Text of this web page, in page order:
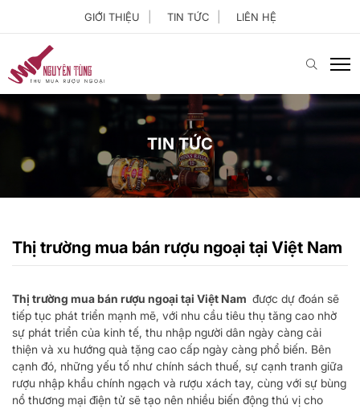
GIỚI THIỆU TIN TỨC LIÊN HỆ
TIN TỨC
Thị trường mua bán rượu ngoại tại Việt Nam
Thị trường mua bán rượu ngoại tại Việt Nam được dự đoán sẽ
tiếp tục phát triển mạnh mẽ, với nhu cầu tiêu thụ tăng cao nhờ
sự phát triển của kinh tế, thu nhập người dân ngày càng cải
thiện và xu hướng quà tặng cao cấp ngày càng phổ biến. Bên
cạnh đó, những yếu tố như chính sách thuế, sự cạnh tranh giữa
rượu nhập khẩu chính ngạch và rượu xách tay, cùng với sự bùng
nổ thương mại điện tử sẽ tạo nên nhiều biến động thú vị cho